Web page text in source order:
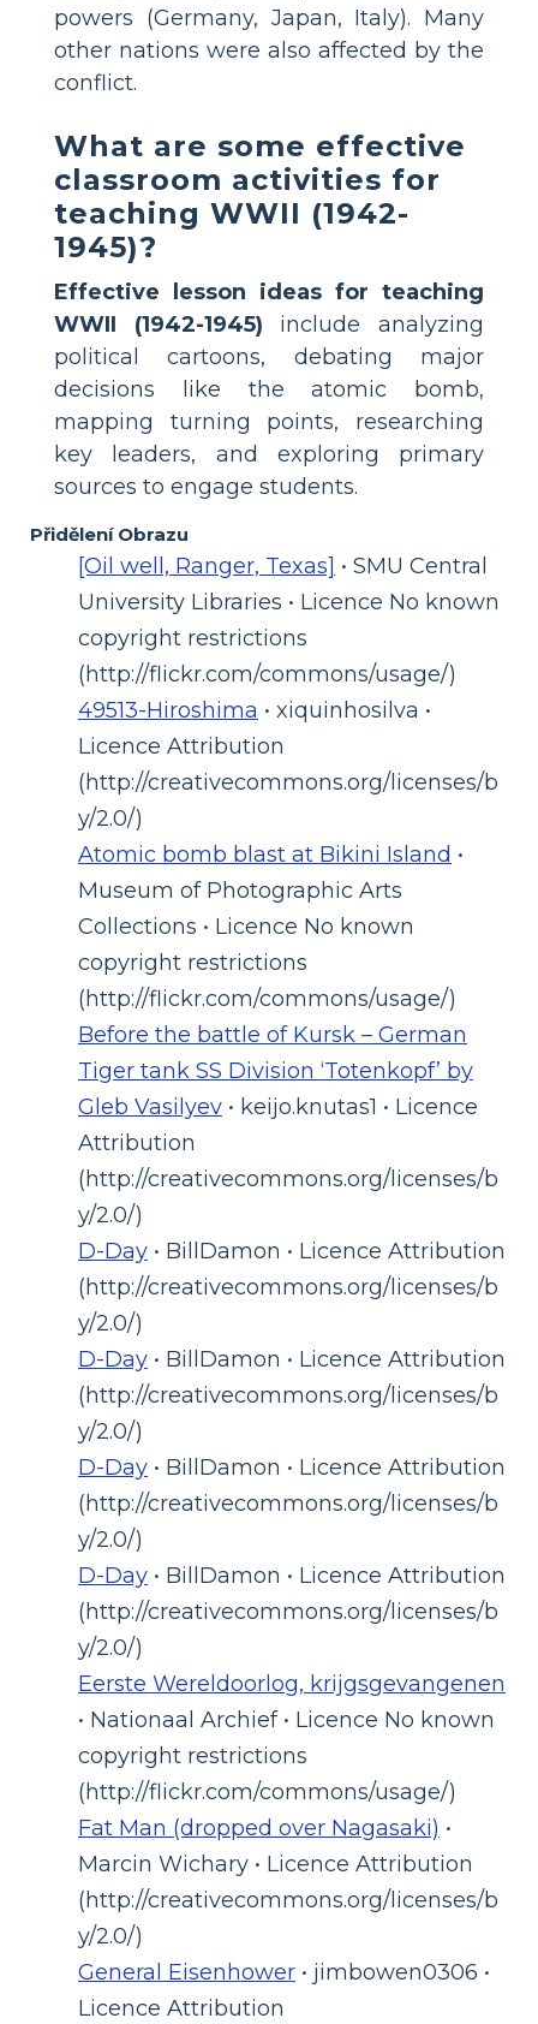
powers (Germany, Japan, Italy). Many
other nations were also affected by the
conflict.
What are some effective
classroom activities for
teaching WWII (1942-
1945)?
Effective lesson ideas for teaching
WWII (1942-1945) include analyzing
political cartoons, debating major
decisions like the atomic bomb,
mapping turning points, researching
key leaders, and exploring primary
sources to engage students.
Přidělení Obrazu
[Oil well, Ranger, Texas] • SMU Central
University Libraries • Licence No known
copyright restrictions
(http://flickr.com/commons/usage/)
49513-Hiroshima • xiquinhosilva •
Licence Attribution
(http://creativecommons.org/licenses/b
y/2.0/)
Atomic bomb blast at Bikini Island •
Museum of Photographic Arts
Collections • Licence No known
copyright restrictions
(http://flickr.com/commons/usage/)
Before the battle of Kursk – German
Tiger tank SS Division ‘Totenkopf’ by
Gleb Vasilyev • keijo.knutas1 • Licence
Attribution
(http://creativecommons.org/licenses/b
y/2.0/)
D-Day • BillDamon • Licence Attribution
(http://creativecommons.org/licenses/b
y/2.0/)
D-Day • BillDamon • Licence Attribution
(http://creativecommons.org/licenses/b
y/2.0/)
D-Day • BillDamon • Licence Attribution
(http://creativecommons.org/licenses/b
y/2.0/)
D-Day • BillDamon • Licence Attribution
(http://creativecommons.org/licenses/b
y/2.0/)
Eerste Wereldoorlog, krijgsgevangenen
• Nationaal Archief • Licence No known
copyright restrictions
(http://flickr.com/commons/usage/)
Fat Man (dropped over Nagasaki) •
Marcin Wichary • Licence Attribution
(http://creativecommons.org/licenses/b
y/2.0/)
General Eisenhower • jimbowen0306 •
Licence Attribution